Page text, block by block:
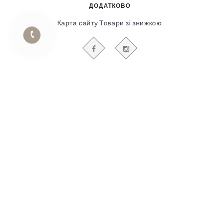
ДОДАТКОВО
Карта сайту Товари зі знижкою